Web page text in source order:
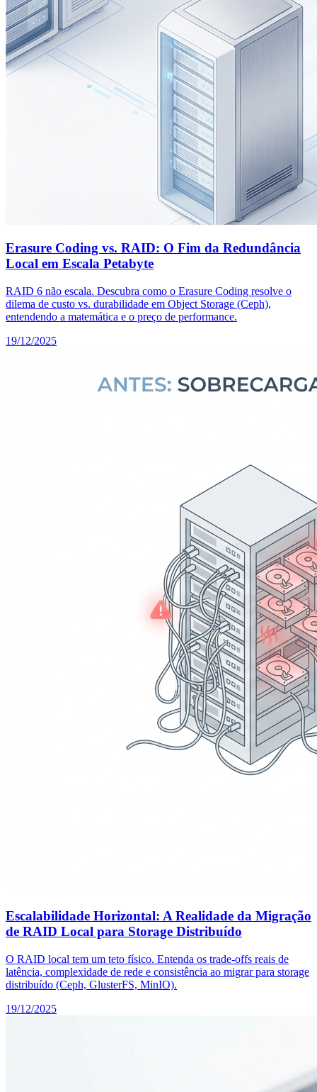
Erasure Coding vs. RAID: O Fim da Redundância
Local em Escala Petabyte
RAID 6 não escala. Descubra como o Erasure Coding resolve o
dilema de custo vs. durabilidade em Object Storage (Ceph),
entendendo a matemática e o preço de performance.
19/12/2025
Escalabilidade Horizontal: A Realidade da Migração
de RAID Local para Storage Distribuído
O RAID local tem um teto físico. Entenda os trade-offs reais de
latência, complexidade de rede e consistência ao migrar para storage
distribuído (Ceph, GlusterFS, MinIO).
19/12/2025